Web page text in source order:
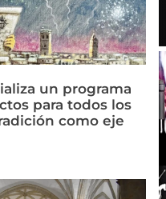
un programa
para todos los
como eje